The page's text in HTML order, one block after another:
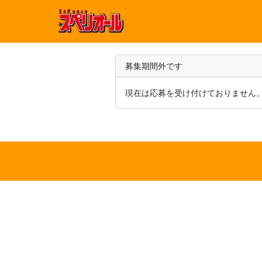
募集期間外です
現在は応募を受け付けておりません。